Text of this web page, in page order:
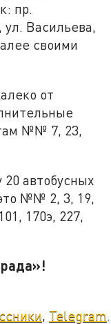
пр.
ул. Васильева,
своими
от
№№ 7, 23,
20 автобусных
№№ 2, 3, 19,
170э, 227,
, Telegram.